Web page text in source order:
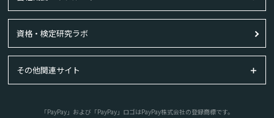
資格・検定研究ラボ
その他関連サイト
「PayPay」および「PayPay」ロゴはPayPay株式会社の登録商標です。